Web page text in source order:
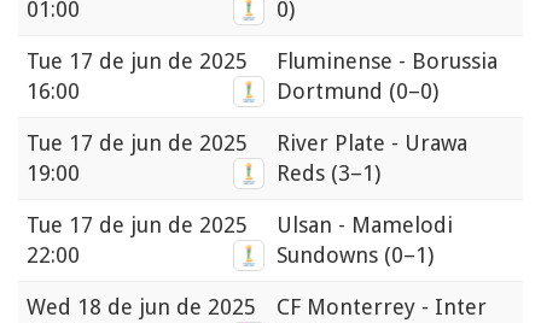
01:00
0)
Tue 17 de jun de 2025
16:00
Fluminense - Borussia
Dortmund (0–0)
Tue 17 de jun de 2025
19:00
River Plate - Urawa
Reds (3–1)
Tue 17 de jun de 2025
22:00
Ulsan - Mamelodi
Sundowns (0–1)
Wed 18 de jun de 2025
CF Monterrey - Inter